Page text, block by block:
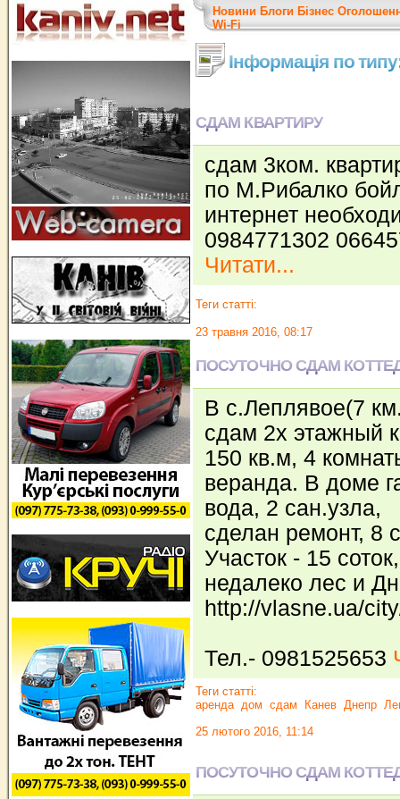
Новини Блоги Бізнес
Wi-Fi
Інформація по
СДАМ КВАРТИРУ
сдам 3ком.
по М.Рибалко
интернет
0984771302
Читати...
Теги статті:
23 травня 2016, 08:17
ПОСУТОЧНО СДАМ
В с.Леплявое(7
сдам 2х этажный
150 кв.м, 4
веранда. В доме
вода, 2 сан.узла,
сделан ремонт, 8
Участок - 15 соток,
недалеко лес и
http://vlasne.ua/
Тел.- 0981525653
Теги статті:
аренда дом сдам Канев Днепр
25 лютого 2016, 11:14
ПОСУТОЧНО СДАМ